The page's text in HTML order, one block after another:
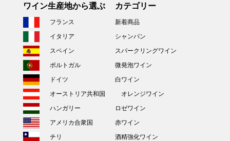
ワイン生産地から選ぶ
フランス
イタリア
スペイン
ポルトガル
ドイツ
オーストリア共和国
ハンガリー
アメリカ合衆国
チリ
カテゴリー
新着商品
シャンパン
スパークリングワイン
微発泡ワイン
白ワイン
オレンジワイン
ロゼワイン
赤ワイン
酒精強化ワイン